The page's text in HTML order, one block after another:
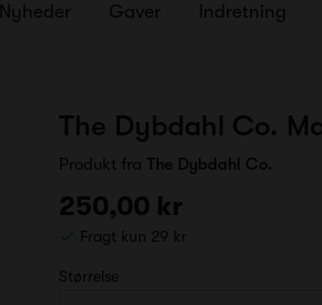
Nyheder Gaver Indretning
The Dybdahl Co.
Produkt fra The Dybdahl Co.
250,00 kr
Fragt kun 29 kr
Størrelse